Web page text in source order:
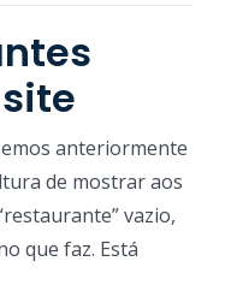
anteriormente
de mostrar aos
vazio,
que faz. Está